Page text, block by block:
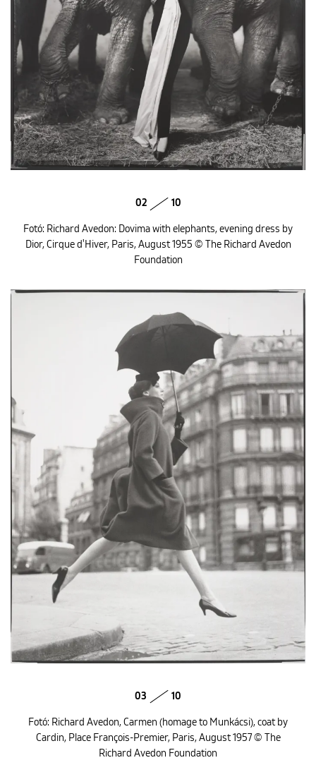
02 10
Fotó: Richard Avedon: Dovima with elephants, evening dress by
Dior, Cirque d'Hiver, Paris, August 1955 © The Richard Avedon
Foundation
03 10
Fotó: Richard Avedon, Carmen (homage to Munkácsi), coat by
Cardin, Place François-Premier, Paris, August 1957 © The
Richard Avedon Foundation